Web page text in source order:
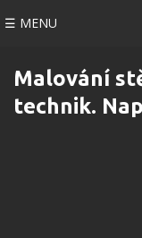
☰ MENU
Malování
technik.